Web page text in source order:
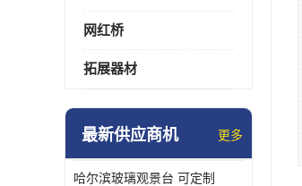
网红桥
拓展器材
最新供应商机 更多
哈尔滨玻璃观景台 可定制